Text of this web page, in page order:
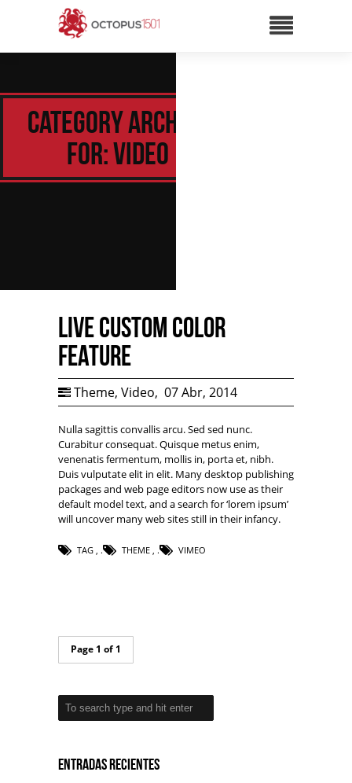
Category Archive
for: Video
Live Custom Color
Feature
Theme, Video, 07 Abr, 2014
Nulla sagittis convallis arcu. Sed sed nunc.
Curabitur consequat. Quisque metus enim,
venenatis fermentum, mollis in, porta et, nibh.
Duis vulputate elit in elit. Many desktop publishing
packages and web page editors now use as their
default model text, and a search for ‘lorem ipsum’
will uncover many web sites still in their infancy.
TAG , THEME , VIMEO
Page 1 of 1
Entradas recientes